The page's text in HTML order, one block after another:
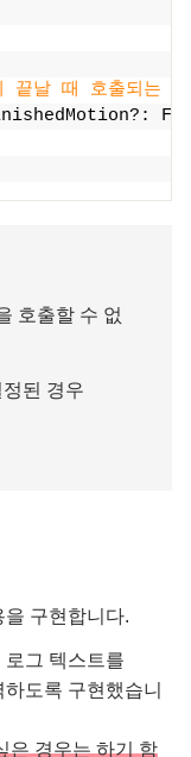
날 때 호출되는 콜
호출할 수 없
된 경우
구현합니다.
그 텍스트를
도록 구현했습니
은 경우는 하기 함